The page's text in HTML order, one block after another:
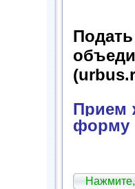
Прием
форму